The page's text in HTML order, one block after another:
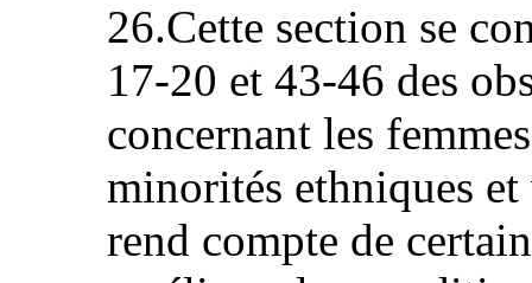
26.Cette section se
17-20 et 43-46 des
concernant les
minorités ethniques
rend compte de